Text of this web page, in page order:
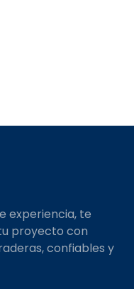
experiencia, te
proyecto con
confiables y